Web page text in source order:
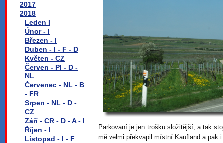
2017
2018
Leden I
Únor - I
Březen - I
Duben - I - F - D
Květen - CZ
Červen - Pl - D -
NL
Červenec - NL - B
- FR
Srpen - NL - D -
CZ
Září - CR - D - A - I
Říjen - I
Listopad - I - F
Parkovaní je jen trošku složitější, a tak
mě velmi překvapil místní Kaufland a pak i